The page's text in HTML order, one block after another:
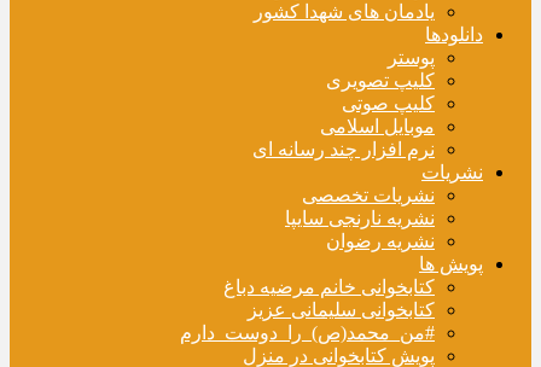
یادمان های شهدا کشور
دانلودها
پوستر
کلیپ تصویری
کلیپ صوتی
موبایل اسلامی
نرم افزار چند رسانه ای
نشریات
نشریات تخصصی
نشریه نارنجی سایپا
نشریه رضوان
پویش ها
کتابخوانی خانم مرضیه دباغ
کتابخوانی سلیمانی عزیز
#من_محمد(ص)_را_دوست_دارم
پویش کتابخوانی در منزل